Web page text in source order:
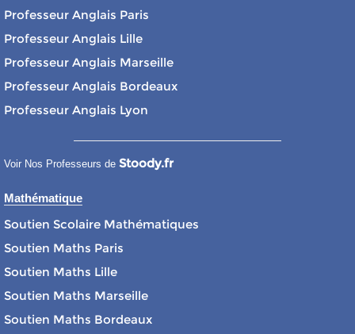
Professeur Anglais Paris
Professeur Anglais Lille
Professeur Anglais Marseille
Professeur Anglais Bordeaux
Professeur Anglais Lyon
Voir Nos Professeurs de Stoody.fr
Mathématique
Soutien Scolaire Mathématiques
Soutien Maths Paris
Soutien Maths Lille
Soutien Maths Marseille
Soutien Maths Bordeaux